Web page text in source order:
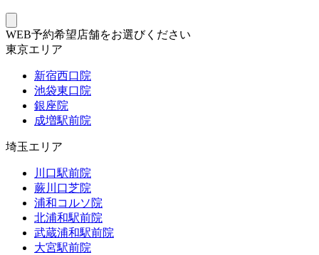
WEB予約希望店舗をお選びください
東京エリア
新宿西口院
池袋東口院
銀座院
成増駅前院
埼玉エリア
川口駅前院
蕨川口芝院
浦和コルソ院
北浦和駅前院
武蔵浦和駅前院
大宮駅前院